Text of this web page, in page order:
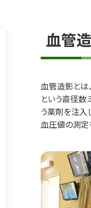
血管
血管造影とは
という直径
う薬剤を注入
血圧値の測定